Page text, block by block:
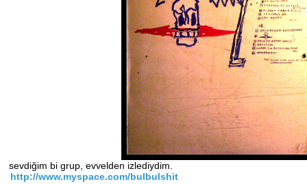
sevdiğim bi grup, evvelden izlediydim.
http://www.myspace.com/bulbulshit